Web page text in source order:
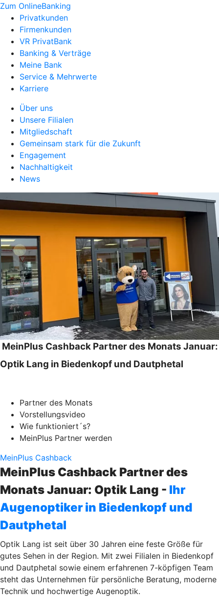
Zum OnlineBanking
Privatkunden
Firmenkunden
VR PrivatBank
Banking & Verträge
Meine Bank
Service & Mehrwerte
Karriere
Über uns
Unsere Filialen
Mitgliedschaft
Gemeinsam stark für die Zukunft
Engagement
Nachhaltigkeit
News
MeinPlus Cashback Partner des Monats Januar:
Optik Lang in Biedenkopf und Dautphetal
Partner des Monats
Vorstellungsvideo
Wie funktioniert´s?
MeinPlus Partner werden
MeinPlus Cashback
MeinPlus Cashback Partner des
Monats Januar: Optik Lang - Ihr
Augenoptiker in Biedenkopf und
Dautphetal
Optik Lang ist seit über 30 Jahren eine feste Größe für
gutes Sehen in der Region. Mit zwei Filialen in Biedenkopf
und Dautphetal sowie einem erfahrenen 7-köpfigen Team
steht das Unternehmen für persönliche Beratung, moderne
Technik und hochwertige Augenoptik.